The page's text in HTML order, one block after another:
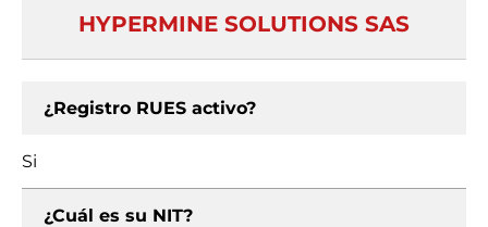
HYPERMINE SOLUTIONS SAS
¿Registro RUES activo?
Si
¿Cuál es su NIT?